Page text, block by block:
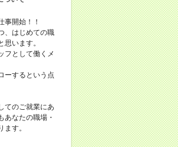
事開始！！
、はじめての職
います。
フとして働くメ
ーするという点
てのご就業にあ
あなたの職場・
す。